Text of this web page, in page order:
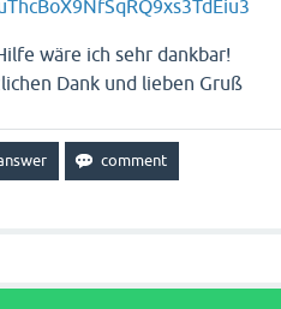
wäre ich sehr dankbar!
Dank und lieben Gruß